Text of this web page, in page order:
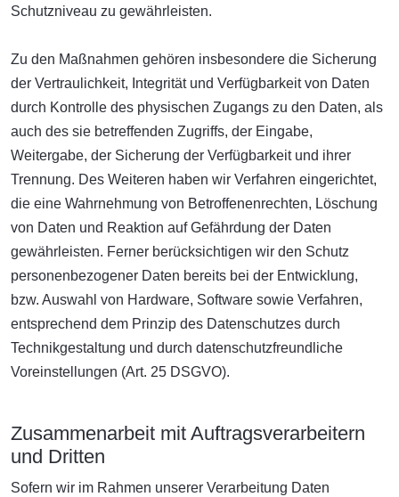
Schutzniveau zu gewährleisten.
Zu den Maßnahmen gehören insbesondere die Sicherung
der Vertraulichkeit, Integrität und Verfügbarkeit von Daten
durch Kontrolle des physischen Zugangs zu den Daten, als
auch des sie betreffenden Zugriffs, der Eingabe,
Weitergabe, der Sicherung der Verfügbarkeit und ihrer
Trennung. Des Weiteren haben wir Verfahren eingerichtet,
die eine Wahrnehmung von Betroffenenrechten, Löschung
von Daten und Reaktion auf Gefährdung der Daten
gewährleisten. Ferner berücksichtigen wir den Schutz
personenbezogener Daten bereits bei der Entwicklung,
bzw. Auswahl von Hardware, Software sowie Verfahren,
entsprechend dem Prinzip des Datenschutzes durch
Technikgestaltung und durch datenschutzfreundliche
Voreinstellungen (Art. 25 DSGVO).
Zusammenarbeit mit Auftragsverarbeitern
und Dritten
Sofern wir im Rahmen unserer Verarbeitung Daten